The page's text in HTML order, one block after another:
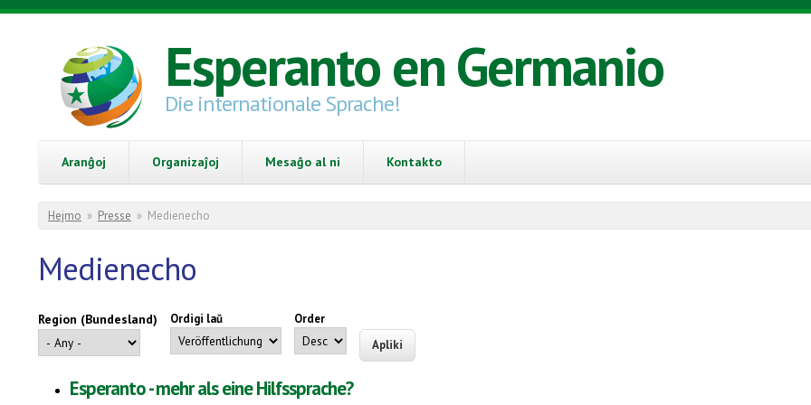
Skip to main content
Esperanto en Germanio
Die internationale Sprache!
Aranĝoj Organizaĵoj Mesaĝo al ni Kontakto
You are here
Hejmo » Presse » Medienecho
Medienecho
Region (Bundesland) Ordigi laŭ Order
Esperanto - mehr als eine Hilfssprache?